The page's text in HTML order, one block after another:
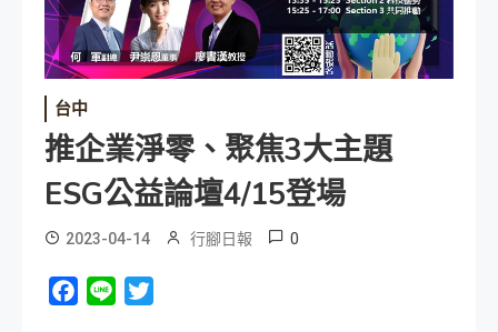
台中
推企業淨零、聚焦3大主題
ESG公益論壇4/15登場
2023-04-14 行腳日報 0
Facebook
Line